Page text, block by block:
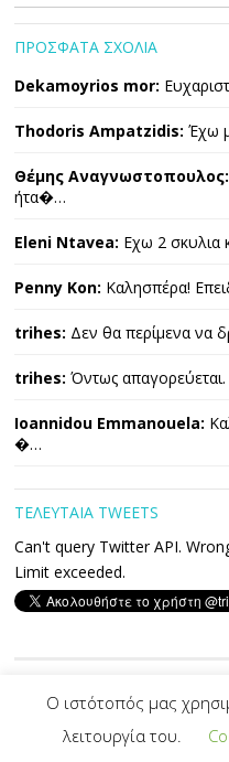
ΠΡΟΣΦΑΤΑ ΣΧΟΛΙΑ
Dekamoyrios mor:
Thodoris Ampatzidis: Έχω
Θέμης Αναγνωστοπουλος:
ήτα�…
Eleni Ntavea: Εχω 2 σκυλια
Penny Kon: Καλησπέρα!
trihes: Δεν θα περίμενα να
trihes: Όντως
Ioannidou Emmanouela:
�…
ΤΕΛΕΥΤΑΙΑ TWEETS
Can't query Twitter API.
Limit exceeded.
Copyright © 2026 ΤΡΙΧΕΣ. All Rights
Ο ιστότοπός μας
λειτουργία του.